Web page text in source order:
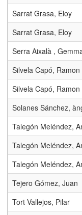
Sarrat Grasa, Eloy
Sarrat Grasa, Eloy
Serra Aixalà ,
Silvela Capó, Ramon
Silvela Capó, Ramon
Solanes Sánchez,
Talegón Meléndez,
Talegón Meléndez,
Talegón Meléndez,
Tejero Gómez, Juan
Tort Vallejos, Pilar